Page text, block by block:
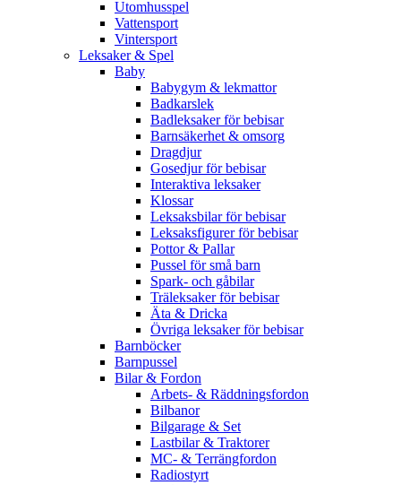
Utomhusspel
Vattensport
Vintersport
Leksaker & Spel
Baby
Babygym & lekmattor
Badkarslek
Badleksaker för bebisar
Barnsäkerhet & omsorg
Dragdjur
Gosedjur för bebisar
Interaktiva leksaker
Klossar
Leksaksbilar för bebisar
Leksaksfigurer för bebisar
Pottor & Pallar
Pussel för små barn
Spark- och gåbilar
Träleksaker för bebisar
Äta & Dricka
Övriga leksaker för bebisar
Barnböcker
Barnpussel
Bilar & Fordon
Arbets- & Räddningsfordon
Bilbanor
Bilgarage & Set
Lastbilar & Traktorer
MC- & Terrängfordon
Radiostyrt